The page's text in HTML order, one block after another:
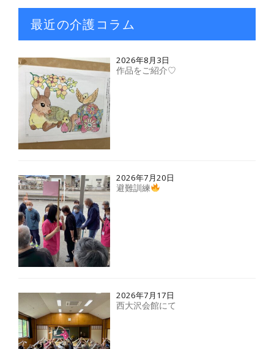
最近の介護コラム
2026年8月3日
作品をご紹介♡
2026年7月20日
避難訓練
2026年7月17日
西大沢会館にて